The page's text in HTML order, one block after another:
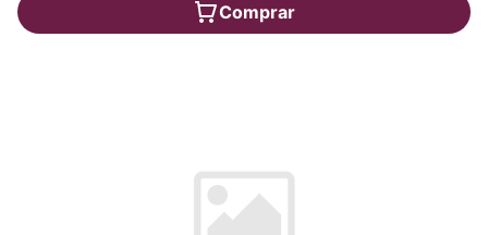
Comprar